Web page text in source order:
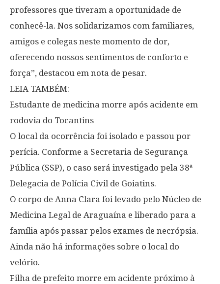
professores que tiveram a oportunidade de
conhecê-la. Nos solidarizamos com familiares,
amigos e colegas neste momento de dor,
oferecendo nossos sentimentos de conforto e
força”, destacou em nota de pesar.
LEIA TAMBÉM:
Estudante de medicina morre após acidente em
rodovia do Tocantins
O local da ocorrência foi isolado e passou por
perícia. Conforme a Secretaria de Segurança
Pública (SSP), o caso será investigado pela 38ª
Delegacia de Polícia Civil de Goiatins.
O corpo de Anna Clara foi levado pelo Núcleo de
Medicina Legal de Araguaína e liberado para a
família após passar pelos exames de necrópsia.
Ainda não há informações sobre o local do
velório.
Filha de prefeito morre em acidente próximo à